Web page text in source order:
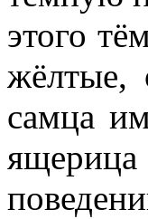
этого
жёлтые,
самца